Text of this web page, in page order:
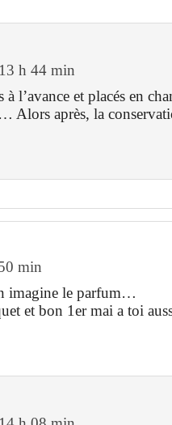
h 44 min
l’avance et placés en
Alors après, la
min
imagine le parfum…
et bon 1er mai a toi